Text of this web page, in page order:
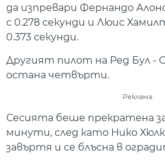
да изпревари Фернандо
с 0.278 секунди и Люис
0.373 секунди.
Другият пилот на Ред Бул -
остана четвърти.
Реклама
Сесията беше прекратена за
минути, след като Нико
завъртя и се блъсна в